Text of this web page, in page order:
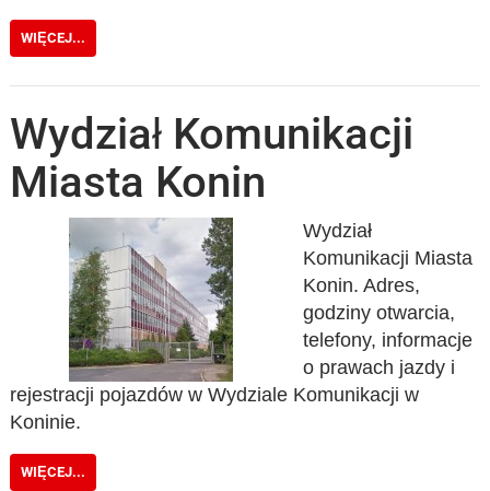
WIĘCEJ...
Wydział Komunikacji
Miasta Konin
Wydział
Komunikacji Miasta
Konin. Adres,
godziny otwarcia,
telefony, informacje
o prawach jazdy i
rejestracji pojazdów w Wydziale Komunikacji w
Koninie.
WIĘCEJ...